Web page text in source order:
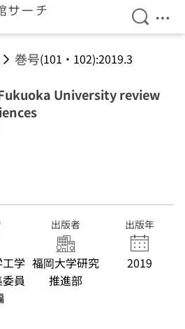
検索を
メ
巻号(101・102):2019.3
University review
学
員
出版者
福岡大学研究
推進部
出版年
2019